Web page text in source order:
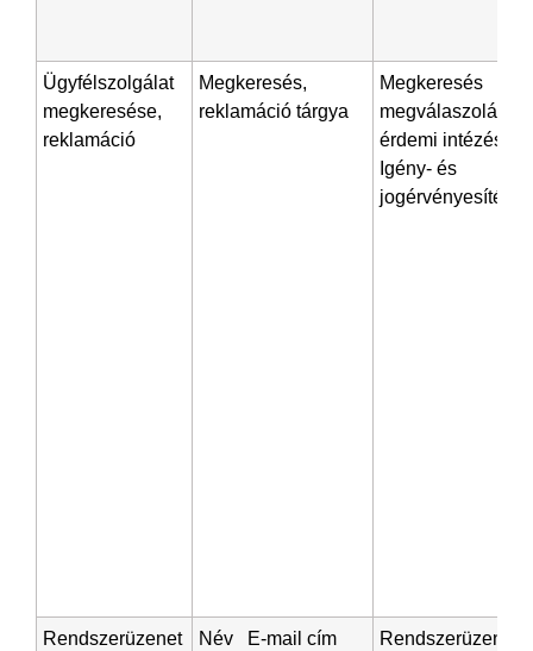
Ügyfélszolgálat
megkeresése,
reklamáció
Megkeresés,
reklamáció tárgya
Megkeresés
megválaszolása,
érdemi intézése
Igény- és
jogérvényesítés
Rendszerüzenet
Név E-mail cím
Rendszerüzenet